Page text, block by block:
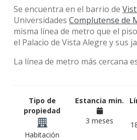
Se encuentra en el barrio de
Universidades Complutense de
misma línea de metro que el
el Palacio de Vista Alegre y sus
La línea de metro más cercana
Tipo de
propiedad
Habitación
Estancia min.
3 meses